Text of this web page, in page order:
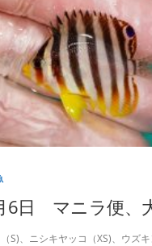
6日 マニラ便、
S)、ニシキヤッコ（XS)、ウズ